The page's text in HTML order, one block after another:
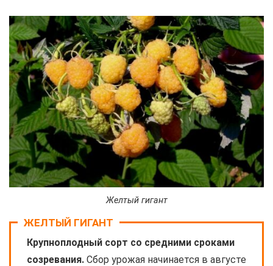
Желтый гигант
ЖЕЛТЫЙ ГИГАНТ
Крупноплодный сорт со средними сроками
созревания. Сбор урожая начинается в августе